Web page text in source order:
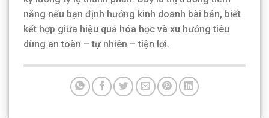
năng nếu bạn định hướng kinh doanh bài bản, biết
kết hợp giữa hiệu quả hóa học và xu hướng tiêu
dùng an toàn – tự nhiên – tiện lợi.